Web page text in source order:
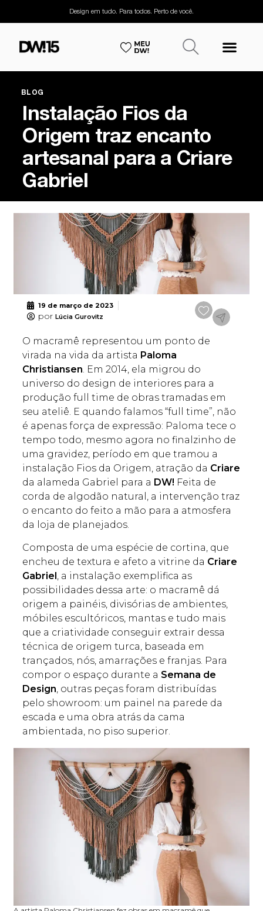
Design em tudo. Para todos. Perto de você.
BLOG
Instalação Fios da
Origem traz encanto
artesanal para a Criare
Gabriel
19 de março de 2023
por Lúcia Gurovitz
O macramê representou um ponto de
virada na vida da artista Paloma
Christiansen. Em 2014, ela migrou do
universo do design de interiores para a
produção full time de obras tramadas em
seu ateliê. E quando falamos “full time”, não
é apenas força de expressão: Paloma tece o
tempo todo, mesmo agora no finalzinho de
uma gravidez, período em que tramou a
instalação Fios da Origem, atração da Criare
da alameda Gabriel para a DW! Feita de
corda de algodão natural, a intervenção traz
o encanto do feito a mão para a atmosfera
da loja de planejados.
Composta de uma espécie de cortina, que
encheu de textura e afeto a vitrine da Criare
Gabriel, a instalação exemplifica as
possibilidades dessa arte: o macramê dá
origem a painéis, divisórias de ambientes,
móbiles escultóricos, mantas e tudo mais
que a criatividade conseguir extrair dessa
técnica de origem turca, baseada em
trançados, nós, amarrações e franjas. Para
compor o espaço durante a Semana de
Design, outras peças foram distribuídas
pelo showroom: um painel na parede da
escada e uma obra atrás da cama
ambientada, no piso superior.